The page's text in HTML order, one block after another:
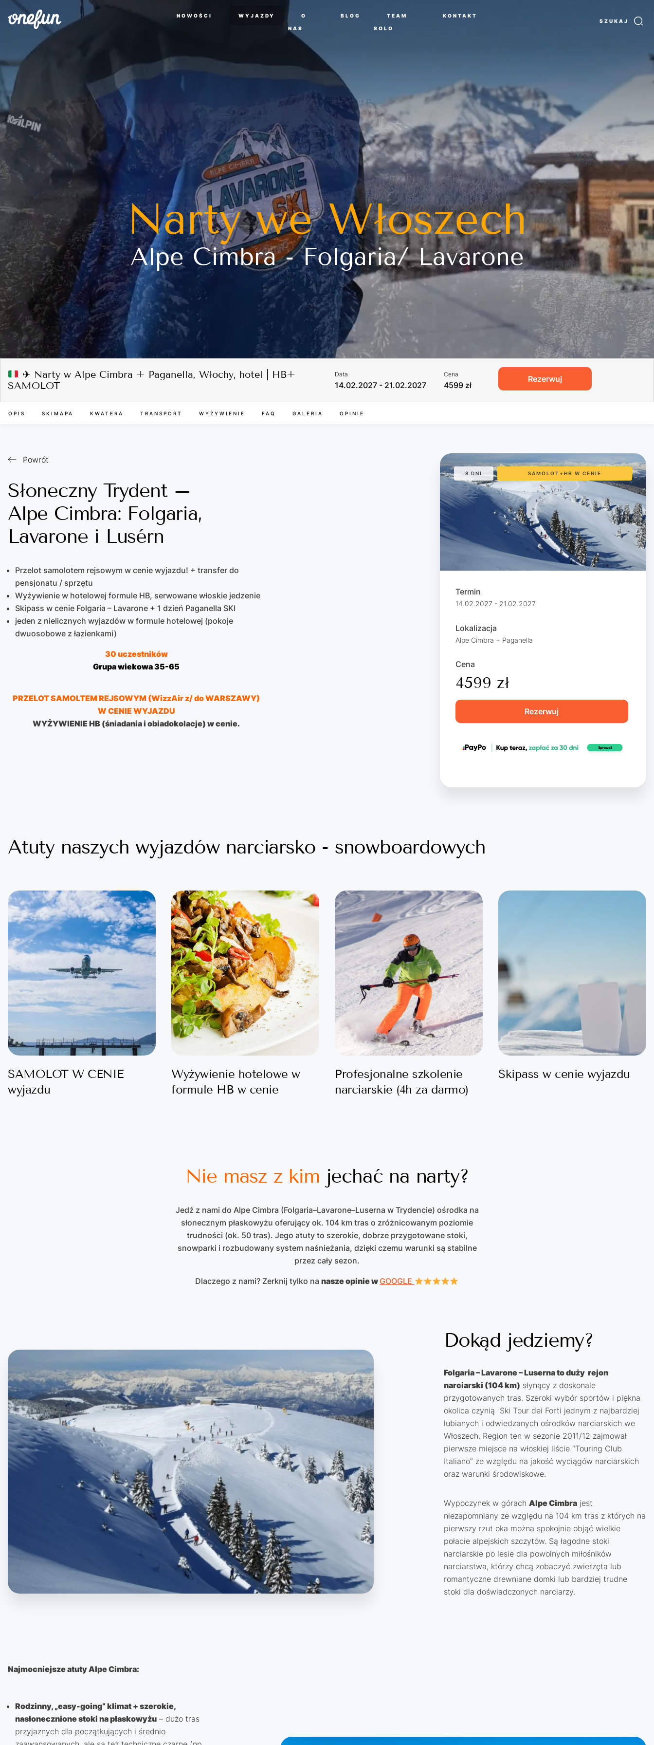
NOWOŚCI WYJAZDY O
NAS
BLOG TEAM
SOLO
KONTAKT
SZUKAJ
Narty we Włoszech
Alpe Cimbra - Folgaria/ Lavarone
✈ Narty w Alpe Cimbra + Paganella, Włochy, hotel | HB+
SAMOLOT
Data
14.02.2027 - 21.02.2027
Cena
4599 zł
Rezerwuj
OPIS SKIMAPA KWATERA TRANSPORT WYŻYWIENIE FAQ GALERIA OPINIE
Powrót
Słoneczny Trydent –
Alpe Cimbra: Folgaria,
Lavarone i Lusérn
Przelot samolotem rejsowym w cenie wyjazdu! + transfer do
pensjonatu / sprzętu
Wyżywienie w hotelowej formule HB, serwowane włoskie jedzenie
Skipass w cenie Folgaria – Lavarone + 1 dzień Paganella SKI
jeden z nielicznych wyjazdów w formule hotelowej (pokoje
dwuosobowe z łazienkami)
30 uczestników
Grupa wiekowa 35-65
PRZELOT SAMOLTEM REJSOWYM (WizzAir z/ do WARSZAWY)
W CENIE WYJAZDU
WYŻYWIENIE HB (śniadania i obiadokolacje) w cenie.
8 DNI SAMOLOT+HB W CENIE
Termin
14.02.2027 - 21.02.2027
Lokalizacja
Alpe Cimbra + Paganella
Cena
4599 zł
Rezerwuj
Atuty naszych wyjazdów narciarsko - snowboardowych
SAMOLOT W CENIE
wyjazdu
Wyżywienie hotelowe w
formule HB w cenie
Profesjonalne szkolenie
narciarskie (4h za darmo)
Skipass w cenie wyjazdu
Nie masz z kim jechać na narty?
Jedź z nami do Alpe Cimbra (Folgaria–Lavarone–Luserna w Trydencie) ośrodka na
słonecznym płaskowyżu oferujący ok. 104 km tras o zróżnicowanym poziomie
trudności (ok. 50 tras). Jego atuty to szerokie, dobrze przygotowane stoki,
snowparki i rozbudowany system naśnieżania, dzięki czemu warunki są stabilne
przez cały sezon.
Dlaczego z nami? Zerknij tylko nanasze opinie w GOOGLE
Dokąd jedziemy?
Folgaria – Lavarone – Luserna to duży rejon
narciarski (104 km) słynący z doskonale
przygotowanych tras. Szeroki wybór sportów i piękna
okolica czynią Ski Tour dei Forti jednym z najbardziej
lubianych i odwiedzanych ośrodków narciarskich we
Włoszech. Region ten w sezonie 2011/12 zajmował
pierwsze miejsce na włoskiej liście “Touring Club
Italiano” ze względu na jakość wyciągów narciarskich
oraz warunki środowiskowe.
Wypoczynek w górach Alpe Cimbra jest
niezapomniany ze względu na 104 km tras z których na
pierwszy rzut oka można spokojnie objąć wielkie
połacie alpejskich szczytów. Są łagodne stoki
narciarskie po lesie dla powolnych miłośników
narciarstwa, którzy chcą zobaczyć zwierzęta lub
romantyczne drewniane domki lub bardziej trudne
stoki dla doświadczonych narciarzy.
Najmocniejsze atuty Alpe Cimbra:
Rodzinny, „easy-going” klimat + szerokie,
nasłonecznione stoki na płaskowyżu – dużo tras
przyjaznych dla początkujących i średnio
Regulamin promocjiFIRST MINUTE